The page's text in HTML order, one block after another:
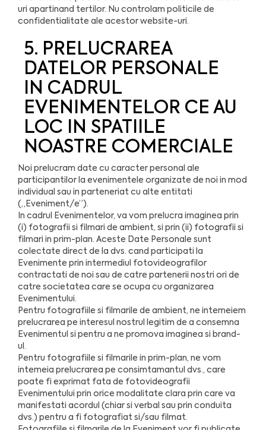
uri apartinand tertilor. Nu controlam politicile de
confidentialitate ale acestor website-uri.
5. PRELUCRAREA
DATELOR PERSONALE
IN CADRUL
EVENIMENTELOR CE AU
LOC IN SPATIILE
NOASTRE COMERCIALE
Noi prelucram date cu caracter personal ale
participantilor la evenimentele organizate de noi in mod
individual sau in parteneriat cu alte entitati
(„Eveniment/e”).
In cadrul Evenimentelor, va vom prelucra imaginea prin
(i) fotografii si filmari de ambient, si prin (ii) fotografii si
filmari in prim-plan. Aceste Date Personale sunt
colectate direct de la dvs. cand participati la
Evenimente prin intermediul fotovideografilor
contractati de noi sau de catre partenerii nostri ori de
catre societatea care se ocupa cu organizarea
Evenimentului.
Pentru fotografiile si filmarile de ambient, ne intemeiem
prelucrarea pe interesul nostrul legitim de a consemna
Evenimentul si pentru a ne promova imaginea si brand-
ul.
Pentru fotografiile si filmarile in prim-plan, ne vom
intemeia prelucrarea pe consimtamantul dvs., care
poate fi exprimat fata de fotovideografii
Evenimentului prin orice modalitate clara prin care va
manifestati acordul (chiar si verbal sau prin conduita
dvs.) pentru a fi fotografiat si/sau filmat.